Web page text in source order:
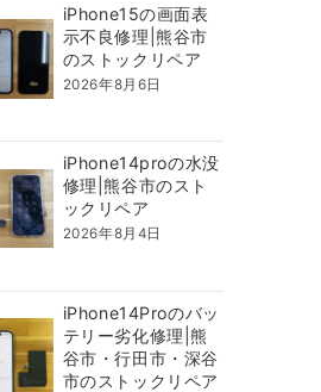
iPhone15の画面表
示不良修理|熊谷市
のストックリペア
2026年8月6日
iPhone14proの水没
修理|熊谷市のスト
ックリペア
2026年8月4日
iPhone14Proのバッ
テリー劣化修理|熊
谷市・行田市・深谷
市のストックリペア